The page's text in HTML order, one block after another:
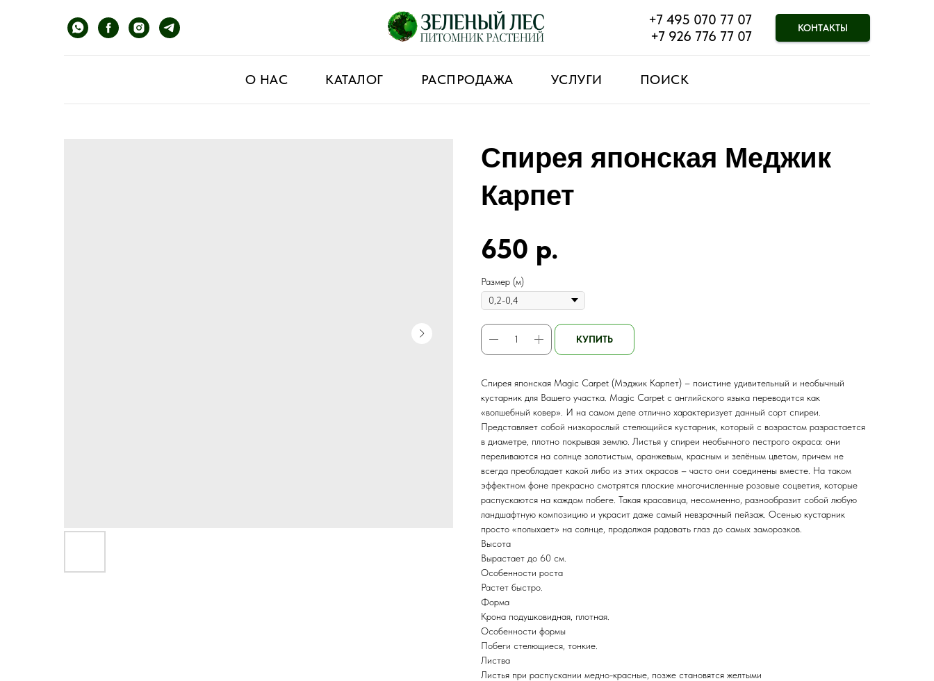
+7 495 070 77 07
+7 926 776 77 07
КОНТАКТЫ
О НАС КАТАЛОГ РАСПРОДАЖА УСЛУГИ ПОИСК
Спирея японская Меджик
Карпет
650 р.
Размер (м)
КУПИТЬ
Спирея японская Magic Carpet (Мэджик Карпет) – поистине удивительный и необычный
кустарник для Вашего участка. Magic Carpet с английского языка переводится как
«волшебный ковер». И на самом деле отлично характеризует данный сорт спиреи.
Представляет собой низкорослый стелющийся кустарник, который с возрастом разрастается
в диаметре, плотно покрывая землю. Листья у спиреи необычного пестрого окраса: они
переливаются на солнце золотистым, оранжевым, красным и зелёным цветом, причем не
всегда преобладает какой либо из этих окрасов – часто они соединены вместе. На таком
эффектном фоне прекрасно смотрятся плоские многочисленные розовые соцветия, которые
распускаются на каждом побеге. Такая красавица, несомненно, разнообразит собой любую
ландшафтную композицию и украсит даже самый невзрачный пейзаж. Осенью кустарник
просто «полыхает» на солнце, продолжая радовать глаз до самых заморозков.
Высота
Вырастает до 60 см.
Особенности роста
Растет быстро.
Форма
Крона подушковидная, плотная.
Особенности формы
Побеги стелющиеся, тонкие.
Листва
Листья при распускании медно-красные, позже становятся желтыми